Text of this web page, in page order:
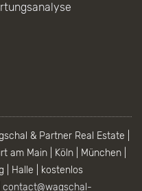
& Partner Real Estate |
am Main | Köln | München |
| Halle | kostenlos
contact@wagschal-